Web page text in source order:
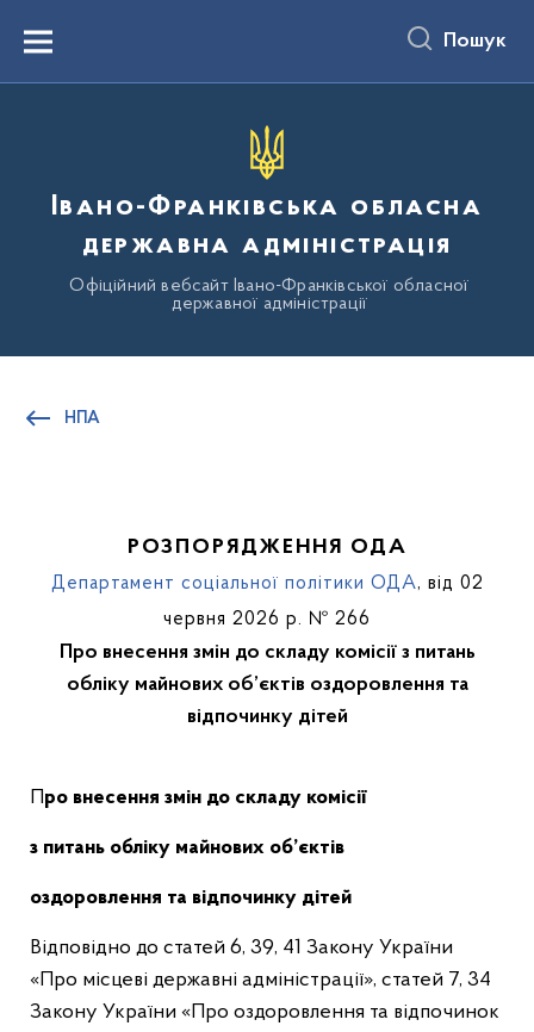
вмістуMenu Пошук
Івано-Франківська обласна
державна адміністрація
Офіційний вебсайт Івано-Франківської обласної
державної адміністрації
НПА
РОЗПОРЯДЖЕННЯ ОДА
Департамент соціальної політики ОДА, від 02
червня 2026 р. № 266
Про внесення змін до складу комісії з питань
обліку майнових об’єктів оздоровлення та
відпочинку дітей
Про внесення змін до складу комісії
з питань обліку майнових об’єктів
оздоровлення та відпочинку дітей
Відповідно до статей 6, 39, 41 Закону України
«Про місцеві державні адміністрації», статей 7, 34
Закону України «Про оздоровлення та відпочинок